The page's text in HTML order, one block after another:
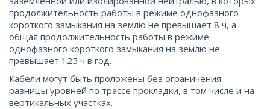
продолжительность работы в режиме однофазного
короткого замыкания на землю не превышает 8 ч, а
общая продолжительность работы в режиме
однофазного короткого замыкания на землю не
превышает 125 ч в год.
Кабели могут быть проложены без ограничения
разницы уровней по трассе прокладки, в том числе и на
вертикальных участках.